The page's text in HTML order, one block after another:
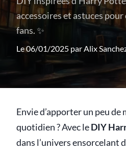
accessoires et astuces
fans. ✨
Le 06/01/2025 parAlix
Envie d’apporter un peu de
quotidien ? Avec leDIY
dans l’univers ensorcelant